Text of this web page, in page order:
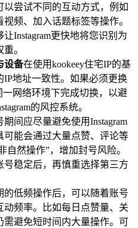
以尝试不同的互动方式，例如
频、加入话题标签等操作。
Instagram更快地将您识别为
。
设备在使用kookeey住宅IP的基
地址一致性。如果必须更换
网络环境下完成切换，以避
的风控系统。
期间应尽量避免使用Instagram
可能会通过大量点赞、评论等
自然操作”，增加封号风险。
稳定后，再慎重选择第三方
的低频操作后，可以随着账号
频率。比如每日点赞量、关
需避免短时间内大量操作。可